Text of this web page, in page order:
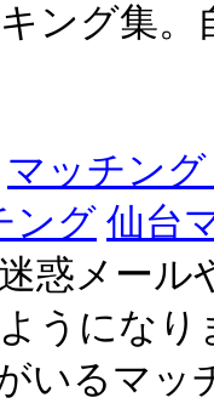
ング集
マッチン
ング 仙台
惑メー
うにな
いるマ